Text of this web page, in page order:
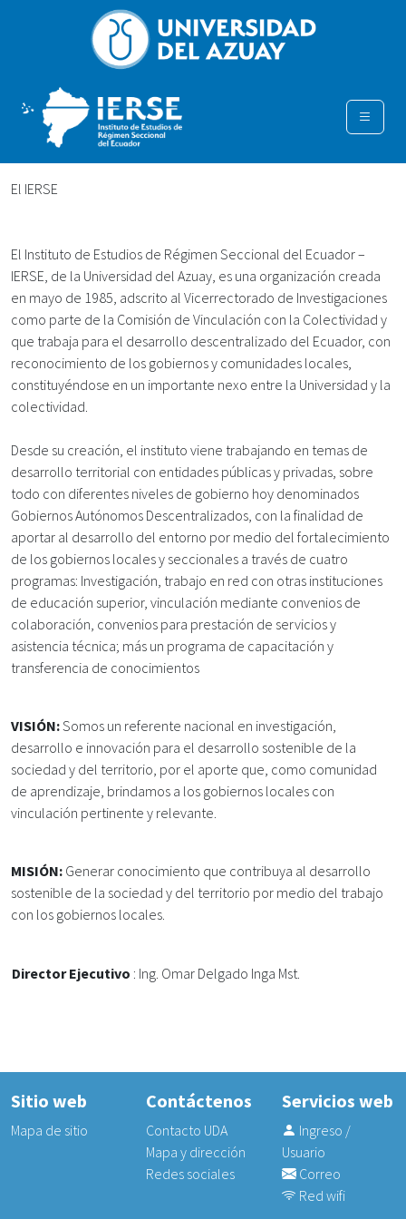
El IERSE
El Instituto de Estudios de Régimen Seccional del Ecuador –
IERSE, de la Universidad del Azuay, es una organización creada
en mayo de 1985, adscrito al Vicerrectorado de Investigaciones
como parte de la Comisión de Vinculación con la Colectividad y
que trabaja para el desarrollo descentralizado del Ecuador, con
reconocimiento de los gobiernos y comunidades locales,
constituyéndose en un importante nexo entre la Universidad y la
colectividad.
Desde su creación, el instituto viene trabajando en temas de
desarrollo territorial con entidades públicas y privadas, sobre
todo con diferentes niveles de gobierno hoy denominados
Gobiernos Autónomos Descentralizados, con la finalidad de
aportar al desarrollo del entorno por medio del fortalecimiento
de los gobiernos locales y seccionales a través de cuatro
programas: Investigación, trabajo en red con otras instituciones
de educación superior, vinculación mediante convenios de
colaboración, convenios para prestación de servicios y
asistencia técnica; más un programa de capacitación y
transferencia de conocimientos
VISIÓN:Somos un referente nacional en investigación,
desarrollo e innovación para el desarrollo sostenible de la
sociedad y del territorio, por el aporte que, como comunidad
de aprendizaje, brindamos a los gobiernos locales con
vinculación pertinente y relevante.
MISIÓN: Generar conocimiento que contribuya al desarrollo
sostenible de la sociedad y del territorio por medio del trabajo
con los gobiernos locales.
Director Ejecutivo : Ing. Omar Delgado Inga Mst.
Sitio web
Mapa de sitio
Contáctenos
Contacto UDA
Mapa y dirección
Redes sociales
Servicios web
Ingreso /
Usuario
Correo
Red wifi